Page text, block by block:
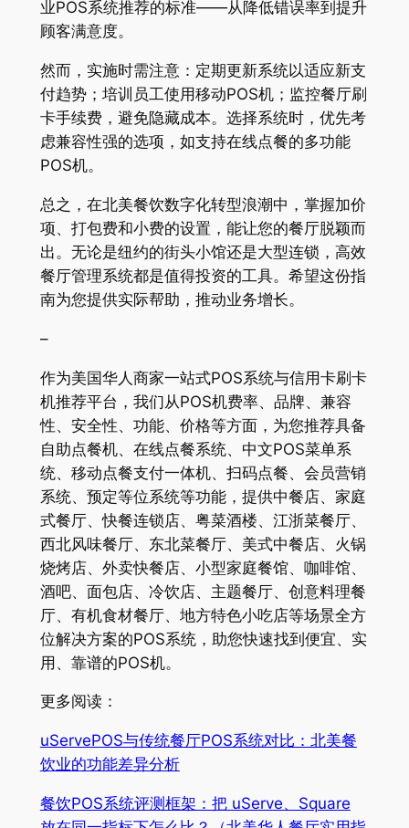
业POS系统推荐的标准——从降低错误率到提升
顾客满意度。
然而，实施时需注意：定期更新系统以适应新支
付趋势；培训员工使用移动POS机；监控餐厅刷
卡手续费，避免隐藏成本。选择系统时，优先考
虑兼容性强的选项，如支持在线点餐的多功能
POS机。
总之，在北美餐饮数字化转型浪潮中，掌握加价
项、打包费和小费的设置，能让您的餐厅脱颖而
出。无论是纽约的街头小馆还是大型连锁，高效
餐厅管理系统都是值得投资的工具。希望这份指
南为您提供实际帮助，推动业务增长。
–
作为美国华人商家一站式POS系统与信用卡刷卡
机推荐平台，我们从POS机费率、品牌、兼容
性、安全性、功能、价格等方面，为您推荐具备
自助点餐机、在线点餐系统、中文POS菜单系
统、移动点餐支付一体机、扫码点餐、会员营销
系统、预定等位系统等功能，提供中餐店、家庭
式餐厅、快餐连锁店、粤菜酒楼、江浙菜餐厅、
西北风味餐厅、东北菜餐厅、美式中餐店、火锅
烧烤店、外卖快餐店、小型家庭餐馆、咖啡馆、
酒吧、面包店、冷饮店、主题餐厅、创意料理餐
厅、有机食材餐厅、地方特色小吃店等场景全方
位解决方案的POS系统，助您快速找到便宜、实
用、靠谱的POS机。
更多阅读：
uServePOS与传统餐厅POS系统对比：北美餐
饮业的功能差异分析
餐饮POS系统评测框架：把 uServe、Square